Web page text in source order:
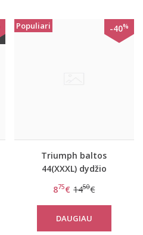
Populiari -40%
Triumph baltos
44(XXXL) dydžio
SLS3147-0 Midi
875€ 1450€
DAUGIAU